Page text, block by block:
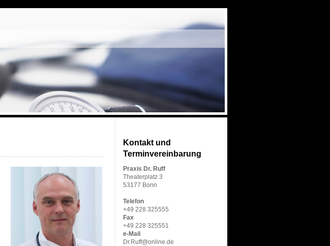
Kontakt und
Terminvereinbarung
Praxis Dr. Ruff
Theaterplatz 3
53177 Bonn
Telefon
+49 228 325555
Fax
+49 228 325551
e-Mail
Dr.Ruff@online.de